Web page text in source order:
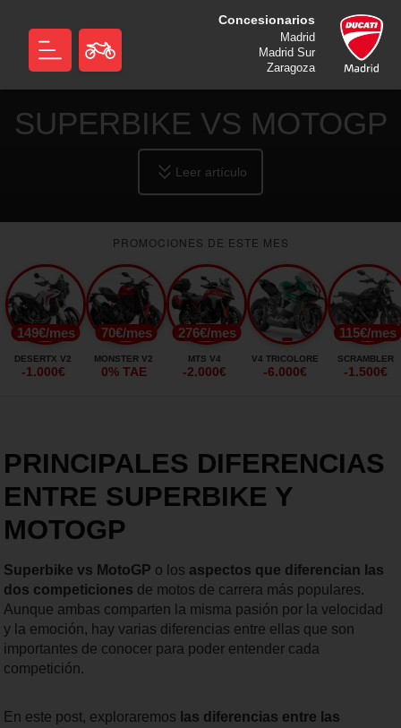
Concesionarios
Madrid
Madrid Sur
Zaragoza
SUPERBIKE VS MOTOGP
Leer artículo
PROMOCIONES DE ESTE MES
149€/mes
DESERTX V2
-1.000€
70€/mes
MONSTER V2
0% TAE
276€/mes
MTS V4
-2.000€
V4 TRICOLORE
-6.000€
115€/mes
SCRAMBLER
-1.500€
PRINCIPALES DIFERENCIAS
ENTRE SUPERBIKE Y
MOTOGP
Superbike vs MotoGP o los aspectos que diferencian las
dos competiciones de motos de carrera más populares.
Aunque ambas comparten la misma pasión por la velocidad
y la emoción, hay varias diferencias entre ellas que son
importantes de conocer para poder entender cada
competición.
En este post, exploraremos las diferencias entre las